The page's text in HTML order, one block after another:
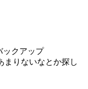
ックアップ
まりないなとか探し